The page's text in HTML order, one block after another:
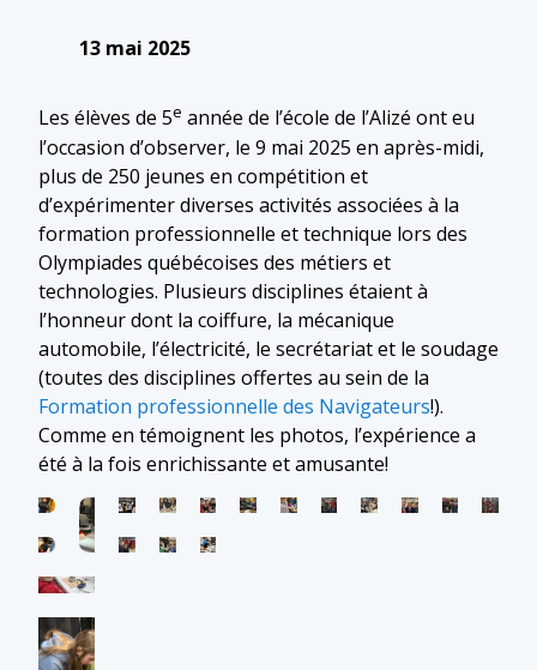
13 mai 2025
Les élèves de 5e année de l’école de l’Alizé ont eu
l’occasion d’observer, le 9 mai 2025 en après-midi,
plus de 250 jeunes en compétition et
d’expérimenter diverses activités associées à la
formation professionnelle et technique lors des
Olympiades québécoises des métiers et
technologies. Plusieurs disciplines étaient à
l’honneur dont la coiffure, la mécanique
automobile, l’électricité, le secrétariat et le soudage
(toutes des disciplines offertes au sein de la
Formation professionnelle des Navigateurs!).
Comme en témoignent les photos, l’expérience a
été à la fois enrichissante et amusante!